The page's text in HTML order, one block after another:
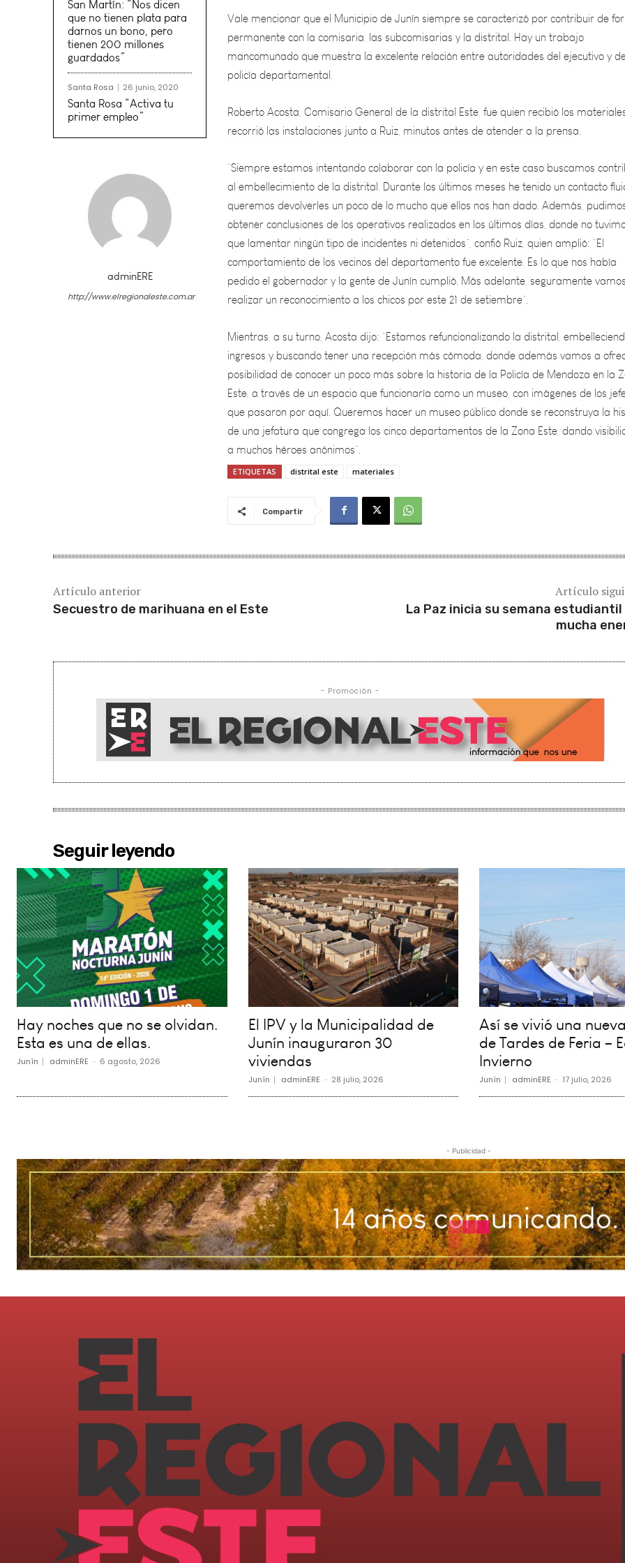
San Martín: “Nos dicen
que no tienen plata para
darnos un bono, pero
tienen 200 millones
guardados”
Santa Rosa 26 junio, 2020
Santa Rosa “Activa tu
primer empleo”
adminERE
http://www.elregionaleste.com.ar
mancomunado que muestra la excelente relación entre autoridades del ejecutivo y
policía departamental.
Roberto Acosta, Comisario General de la distrital Este, fue quien recibió los
recorrió las instalaciones junto a Ruiz, minutos antes de atender a la prensa.
“Siempre estamos intentando colaborar con la policía y en este caso buscamos
al embellecimiento de la distrital. Durante los últimos meses he tenido un contacto
queremos devolverles un poco de lo mucho que ellos nos han dado. Además,
obtener conclusiones de los operativos realizados en los últimos días, donde no
que lamentar ningún tipo de incidentes ni detenidos”, confió Ruiz, quien amplió: “El
comportamiento de los vecinos del departamento fue excelente. Es lo que nos había
pedido el gobernador y la gente de Junín cumplió. Más adelante, seguramente
realizar un reconocimiento a los chicos por este 21 de setiembre”.
Mientras, a su turno, Acosta dijo: “Estamos refuncionalizando la distrital,
ingresos y buscando tener una recepción más cómoda, donde además vamos a
posibilidad de conocer un poco más sobre la historia de la Policía de Mendoza en
Este, a través de un espacio que funcionaría como un museo, con imágenes de los
que pasaron por aquí. Queremos hacer un museo público donde se reconstruya la
de una jefatura que congrega los cinco departamentos de la Zona Este, dando
a muchos héroes anónimos”.
ETIQUETAS distrital este materiales
Compartir
Artículo anterior
Secuestro de marihuana en el Este
Artículo
La Paz inicia su semana estudiantil
mucha
- Promoción -
Seguir leyendo
Hay noches que no se olvidan.
Esta es una de ellas.
Junín adminERE - 6 agosto, 2026
El IPV y la Municipalidad de
Junín inauguraron 30
viviendas
Junín adminERE - 28 julio, 2026
Así se vivió una
de Tardes de Feria –
Invierno
Junín adminERE - 17 julio, 2026
- Publicidad -